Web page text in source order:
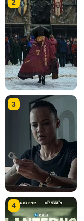
2
3
4